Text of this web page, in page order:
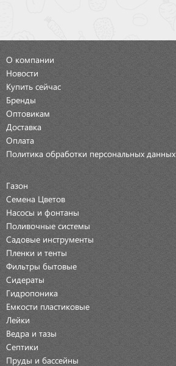
О компании
Новости
Купить сейчас
Бренды
Оптовикам
Доставка
Оплата
Политика обработки персональных данных
Газон
Семена Цветов
Насосы и фонтаны
Поливочные системы
Садовые инструменты
Пленки и тенты
Фильтры бытовые
Сидераты
Гидропоника
Емкости пластиковые
Лейки
Ведра и тазы
Септики
Пруды и бассейны